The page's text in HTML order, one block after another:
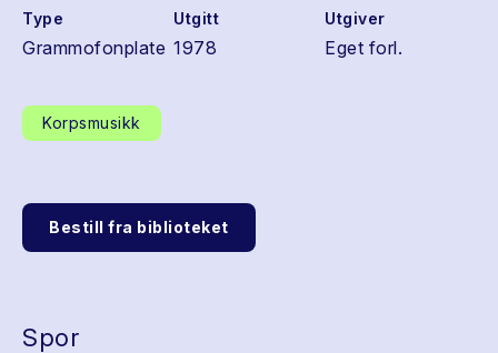
Type
Grammofonplate
Utgitt
1978
Utgiver
Eget forl.
Korpsmusikk
Bestill fra biblioteket
Spor